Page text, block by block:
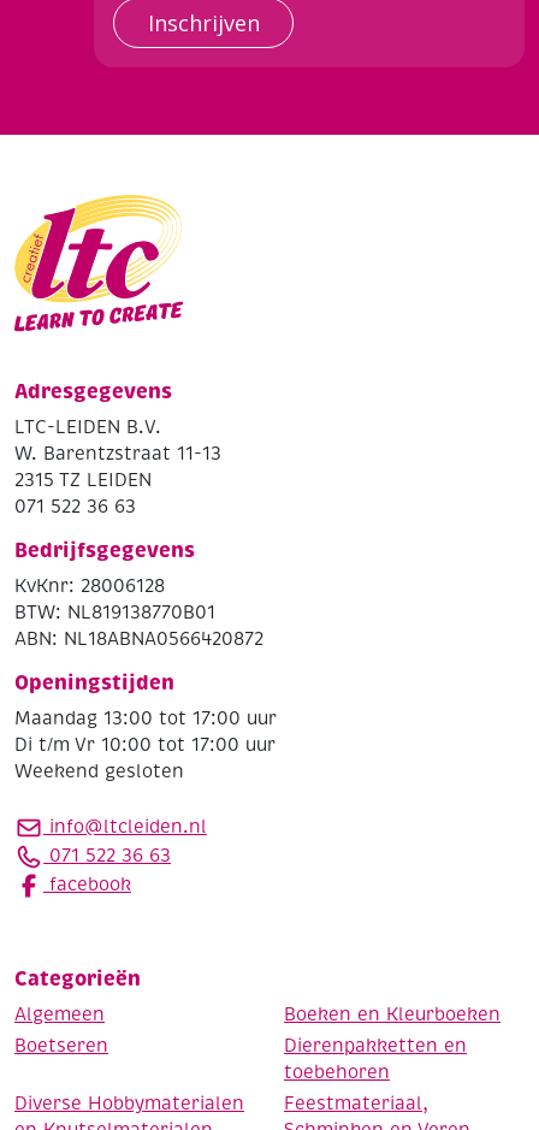
Inschrijven
Adresgegevens
LTC-LEIDEN B.V.
W. Barentzstraat 11-13
2315 TZ LEIDEN
071 522 36 63
Bedrijfsgegevens
KvKnr: 28006128
BTW: NL819138770B01
ABN: NL18ABNA0566420872
Openingstijden
Maandag 13:00 tot 17:00 uur
Di t/m Vr 10:00 tot 17:00 uur
Weekend gesloten
info@ltcleiden.nl
071 522 36 63
facebook
Categorieën
Algemeen
Boeken en Kleurboeken
Boetseren
Dierenpakketten en
toebehoren
Diverse Hobbymaterialen
Feestmateriaal,